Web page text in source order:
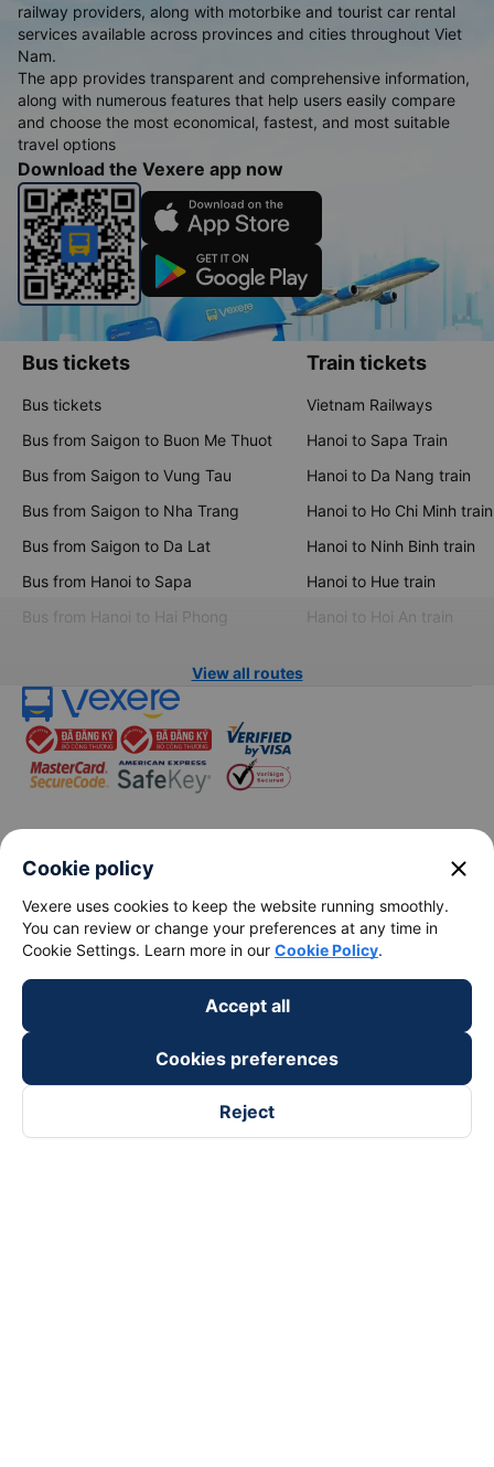
railway providers, along with motorbike and tourist car rental
services available across provinces and cities throughout Viet
Nam.
The app provides transparent and comprehensive information,
along with numerous features that help users easily compare
and choose the most economical, fastest, and most suitable
travel options
Download the Vexere app now
Bus tickets
Bus tickets
Bus from Saigon to Buon Me Thuot
Bus from Saigon to Vung Tau
Bus from Saigon to Nha Trang
Bus from Saigon to Da Lat
Bus from Hanoi to Sapa
Bus from Hanoi to Hai Phong
Train tickets
Vietnam Railways
Hanoi to Sapa Train
Hanoi to Da Nang train
Hanoi to Ho Chi Minh train
Hanoi to Ninh Binh train
Hanoi to Hue train
Hanoi to Hoi An train
View all routes
keyboard_arrow_down
About Us
Support
keyboard_arrow_down
Become a Partner
Payment partners
Cookie policy close
Vexere uses cookies to keep the website running smoothly.
You can review or change your preferences at any time in
Cookie Settings. Learn more in our Cookie Policy.
Accept all
Cookies preferences
Reject